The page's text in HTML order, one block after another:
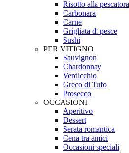
Risotto alla pescatora
Carbonara
Carne
Grigliata di pesce
Sushi
PER VITIGNO
Sauvignon
Chardonnay
Verdicchio
Greco di Tufo
Prosecco
OCCASIONI
Aperitivo
Dessert
Serata romantica
Cena tra amici
Occasioni speciali